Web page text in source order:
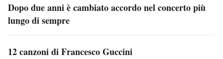
Dopo due anni è cambiato accordo nel concerto più
lungo di sempre
12 canzoni di Francesco Guccini